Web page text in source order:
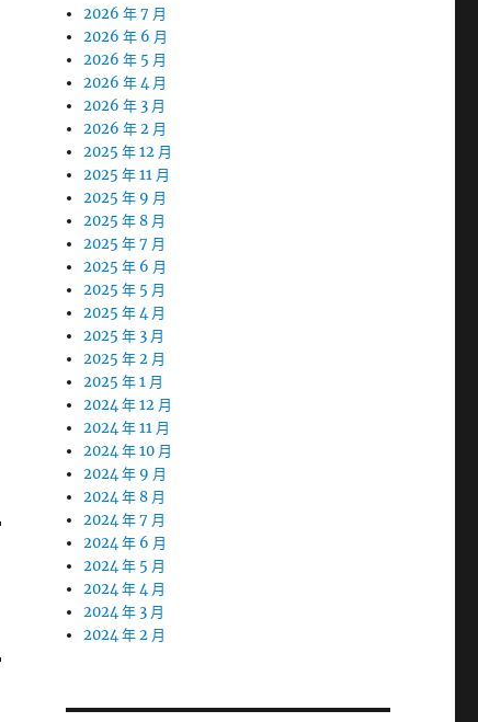
2026 年 7 月
2026 年 6 月
2026 年 5 月
2026 年 4 月
2026 年 3 月
2026 年 2 月
2025 年 12 月
2025 年 11 月
2025 年 9 月
2025 年 8 月
2025 年 7 月
2025 年 6 月
2025 年 5 月
2025 年 4 月
2025 年 3 月
2025 年 2 月
2025 年 1 月
2024 年 12 月
2024 年 11 月
2024 年 10 月
2024 年 9 月
2024 年 8 月
2024 年 7 月
2024 年 6 月
2024 年 5 月
2024 年 4 月
2024 年 3 月
2024 年 2 月